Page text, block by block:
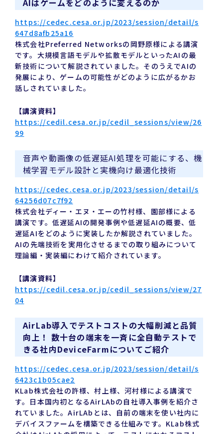
AIはゲームをどのように変えるのか
https://cedec.cesa.or.jp/2023/session/detail/s
647d8afb25a16
株式会社Preferred Networksの岡野原様による講演
です。大規模言語モデルや拡散モデルといったAIの最
新技術について解説されていました。そのうえでAIの
発展により、ゲームの可能性がどのように広がるかお
話しされていました。
【講演資料】
https://cedil.cesa.or.jp/cedil_sessions/view/26
99
音声や動画像の低遅延AI処理を可能にする、機
械学習モデル設計と実機向け最適化技術
https://cedec.cesa.or.jp/2023/session/detail/s
64256d07c7f92
株式会社ディー・エヌ・エーの竹村様、園部様による
講演です。低遅延AIの開発事例や低遅延AIの概要、低
遅延AIをどのように実装したか解説されていました。
AIの先端技術を実用化させるまでの取り組みについて
理論編・実装編にわけて紹介されています。
【講演資料】
https://cedil.cesa.or.jp/cedil_sessions/view/27
04
AirLab導入でテストコストの大幅削減と品質
向上！ 数十台の端末を一斉に全自動テストで
きる社内DeviceFarmについてご紹介
https://cedec.cesa.or.jp/2023/session/detail/s
6423c1b05cae2
KLab株式会社の許様、村上様、河村様による講演で
す。日本国内初となるAirLAbの自社導入事例を紹介さ
れていました。AirLAbとは、自前の端末を使い社内に
デバイスファームを構築できる仕組みです。KLab株式